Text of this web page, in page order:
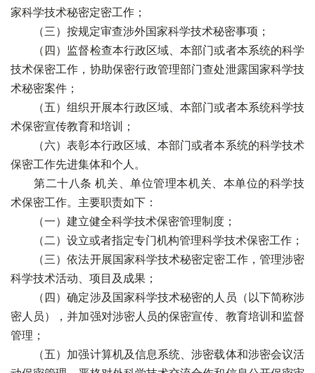
家科学技术秘密定密工作；
（三）按规定审查涉外国家科学技术秘密事项；
（四）监督检查本行政区域、本部门或者本系统的科学
技术保密工作，协助保密行政管理部门查处泄露国家科学技
术秘密案件；
（五）组织开展本行政区域、本部门或者本系统科学技
术保密宣传教育和培训；
（六）表彰本行政区域、本部门或者本系统的科学技术
保密工作先进集体和个人。
第二十八条 机关、单位管理本机关、本单位的科学技
术保密工作。主要职责如下：
（一）建立健全科学技术保密管理制度；
（二）设立或者指定专门机构管理科学技术保密工作；
（三）依法开展国家科学技术秘密定密工作，管理涉密
科学技术活动、项目及成果；
（四）确定涉及国家科学技术秘密的人员（以下简称涉
密人员），并加强对涉密人员的保密宣传、教育培训和监督
管理；
（五）加强计算机及信息系统、涉密载体和涉密会议活